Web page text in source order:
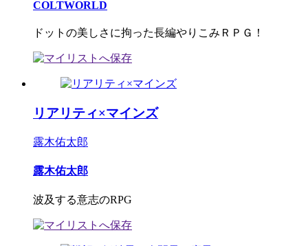
COLTWORLD
ドットの美しさに拘った長編やりこみＲＰＧ！
リアリティ×マインズ
露木佑太郎
露木佑太郎
波及する意志のRPG